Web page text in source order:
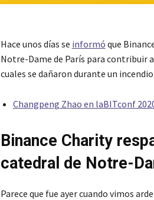
Hace unos días se informó que
Notre-Dame de París para contribuir
cuales se dañaron durante un incendio
Changpeng Zhao en laBITconf
Binance Charity
catedral de Notre-
Parece que fue ayer cuando vimos